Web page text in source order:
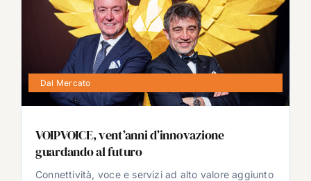
Dal Mercato
VOIPVOICE, vent’anni d’innovazione
guardando al futuro
Connettività, voce e servizi ad alto valore aggiunto